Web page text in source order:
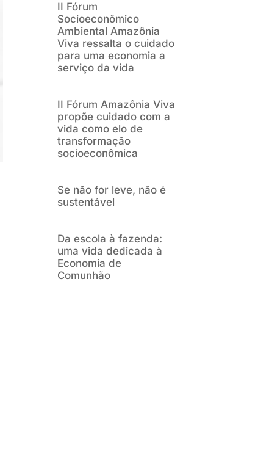
II Fórum
Socioeconômico
Ambiental Amazônia
Viva ressalta o cuidado
para uma economia a
serviço da vida
II Fórum Amazônia Viva
propõe cuidado com a
vida como elo de
transformação
socioeconômica
Se não for leve, não é
sustentável
Da escola à fazenda:
uma vida dedicada à
Economia de
Comunhão